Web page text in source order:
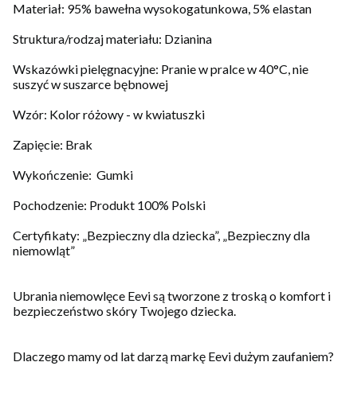
Materiał: 95% bawełna wysokogatunkowa, 5% elastan
Struktura/rodzaj materiału: Dzianina
Wskazówki pielęgnacyjne: Pranie w pralce w 40°C, nie
suszyć w suszarce bębnowej
Wzór: Kolor różowy - w kwiatuszki
Zapięcie: Brak
Wykończenie: Gumki
Pochodzenie: Produkt 100% Polski
Certyfikaty: „Bezpieczny dla dziecka”, „Bezpieczny dla
niemowląt”
Ubrania niemowlęce Eevi są tworzone z troską o komfort i
bezpieczeństwo skóry Twojego dziecka.
Dlaczego mamy od lat darzą markę Eevi dużym zaufaniem?